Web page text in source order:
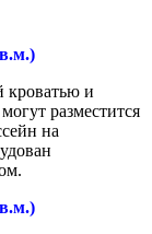
кроватью и
разместится
на